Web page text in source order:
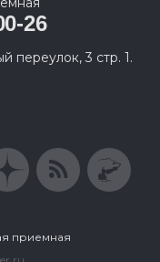
26
переулок, 3 стр. 1.
приемная